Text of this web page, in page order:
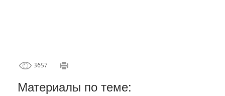
3657
Материалы по теме: